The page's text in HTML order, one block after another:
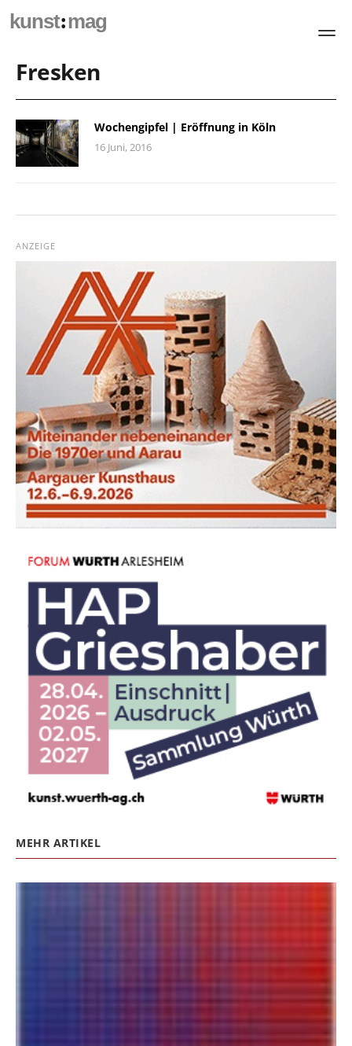
kunst:mag
Fresken
Wochengipfel | Eröffnung in Köln
16 Juni, 2016
ANZEIGE
MEHR ARTIKEL